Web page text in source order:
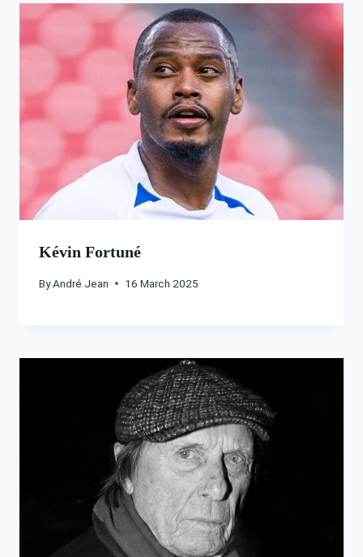
Kévin Fortuné
ByAndré Jean 16 March 2025